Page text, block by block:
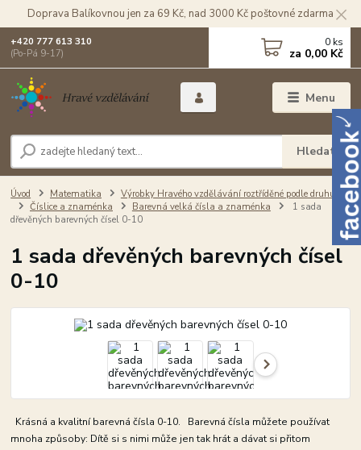
Doprava Balíkovnou jen za 69 Kč, nad 3000 Kč poštovné zdarma
Menu
Hledat
+420 777 613 310
(Po-Pá 9-17)
0 ks
za 0,00 Kč
Úvod Matematika
Výrobky Hravého vzdělávání roztříděné podle druhu
Číslice a znaménka
Barevná velká čísla a znaménka
1 sada
dřevěných barevných čísel 0-10
1 sada dřevěných barevných čísel
0-10
Krásná a kvalitní barevná čísla 0-10. Barevná čísla můžete používat
mnoha způsoby: Dítě si s nimi může jen tak hrát a dávat si přitom